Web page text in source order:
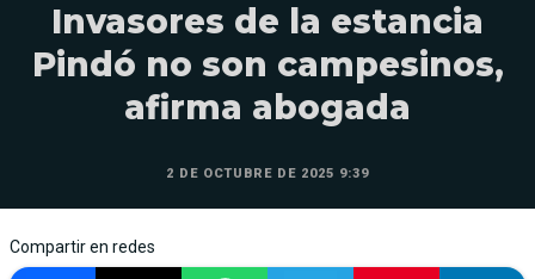
Invasores de la estancia
Pindó no son campesinos,
afirma abogada
2 DE OCTUBRE DE 2025 9:39
Compartir en redes